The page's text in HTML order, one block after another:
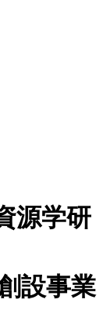
源学研
設事業